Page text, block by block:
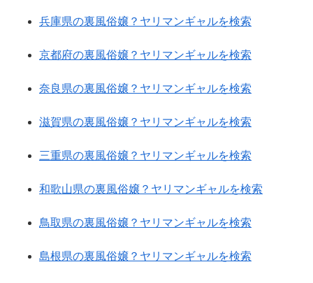
兵庫県の裏風俗嬢？ヤリマンギャルを検索
京都府の裏風俗嬢？ヤリマンギャルを検索
奈良県の裏風俗嬢？ヤリマンギャルを検索
滋賀県の裏風俗嬢？ヤリマンギャルを検索
三重県の裏風俗嬢？ヤリマンギャルを検索
和歌山県の裏風俗嬢？ヤリマンギャルを検索
鳥取県の裏風俗嬢？ヤリマンギャルを検索
島根県の裏風俗嬢？ヤリマンギャルを検索